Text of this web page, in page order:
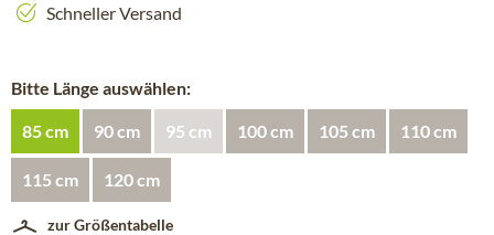
Schneller Versand
Bitte Länge auswählen:
85 cm 90 cm 95 cm 100 cm 105 cm 110 cm
115 cm 120 cm
zur Größentabelle